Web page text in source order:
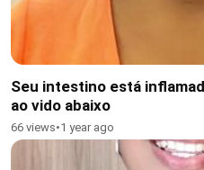
Seu intestino está
ao vido abaixo
66 views•1 year ago